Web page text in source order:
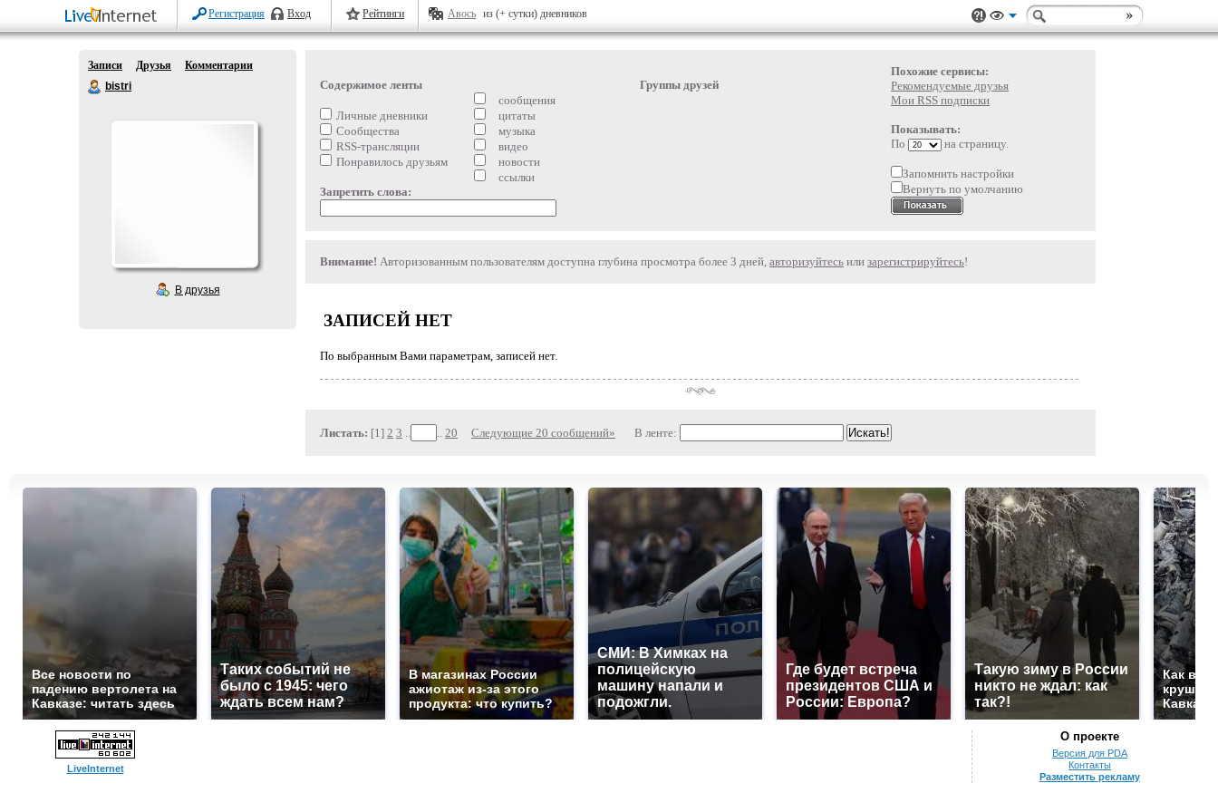
Регистрация Вход Рейтинги Авось из (+ сутки) дневников
Записи Друзья
Комментарии
bistri
В друзья
Похожие сервисы:
Рекомендуемые друзья
Мои RSS подписки
Показывать:
По
на страницу.
Запомнить настройки
Вернуть по умолчанию
Содержимое ленты
Личные дневники
Сообщества
RSS-трансляции
Понравилось друзьям
сообщения
цитаты
музыка
видео
новости
ссылки
Группы друзей
Запретить слова:
Внимание! Авторизованным пользователям доступна глубина просмотра более 3 дней, авторизуйтесь или зарегистрируйтесь!
ЗАПИСЕЙ НЕТ
По выбранным Вами параметрам, записей нет.
Листать: [1] 2 3 .. .. 20 Следующие 20 сообщений» В ленте:
Все новости по
падению вертолета на
Кавказе: читать здесь
Таких событий не
было с 1945: чего
ждать всем нам?
В магазинах России
ажиотаж из-за этого
продукта: что купить?
СМИ: В Химках на
полицейскую
машину напали и
подожгли.
Где будет встреча
президентов США и
России: Европа?
Такую зиму в России
никто не ждал: как
так?!
Как
LiveInternet
О проекте
Версия для PDA
Контакты
Разместить рекламу